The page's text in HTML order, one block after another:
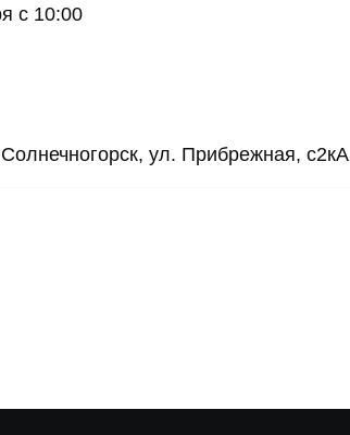
с 10:00
ул. Прибрежная, с2кА